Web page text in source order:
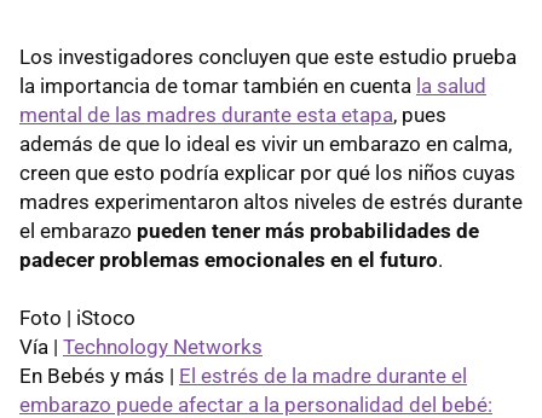
Los investigadores concluyen que este estudio prueba
la importancia de tomar también en cuenta la salud
mental de las madres durante esta etapa, pues
además de que lo ideal es vivir un embarazo en calma,
creen que esto podría explicar por qué los niños cuyas
madres experimentaron altos niveles de estrés durante
el embarazo pueden tener más probabilidades de
padecer problemas emocionales en el futuro.
Foto | iStoco
Vía | Technology Networks
En Bebés y más | El estrés de la madre durante el
embarazo puede afectar a la personalidad del bebé: